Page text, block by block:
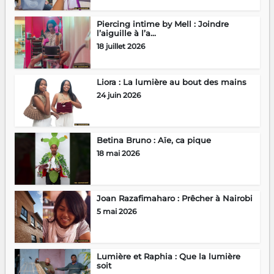
Piercing intime by Mell : Joindre
l’aiguille à l’a...
18 juillet 2026
Liora : La lumière au bout des mains
24 juin 2026
Betina Bruno : Aïe, ca pique
18 mai 2026
Joan Razafimaharo : Prêcher à Nairobi
5 mai 2026
Lumière et Raphia : Que la lumière
soit